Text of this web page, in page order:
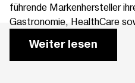
führende Markenhersteller
Gastronomie, HealthCare
Weiter lesen